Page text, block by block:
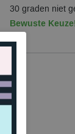
30 graden niet
Bewuste